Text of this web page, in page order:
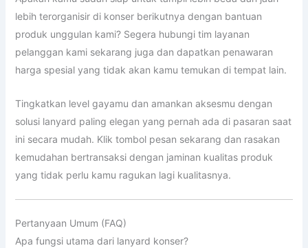
lebih terorganisir di konser berikutnya dengan bantuan
produk unggulan kami? Segera hubungi tim layanan
pelanggan kami sekarang juga dan dapatkan penawaran
harga spesial yang tidak akan kamu temukan di tempat lain.
Tingkatkan level gayamu dan amankan aksesmu dengan
solusi lanyard paling elegan yang pernah ada di pasaran saat
ini secara mudah. Klik tombol pesan sekarang dan rasakan
kemudahan bertransaksi dengan jaminan kualitas produk
yang tidak perlu kamu ragukan lagi kualitasnya.
Pertanyaan Umum (FAQ)
Apa fungsi utama dari lanyard konser?